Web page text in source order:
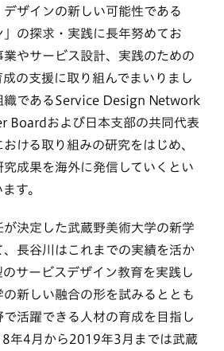
ザインの新しい可能性である
」の探求・実践に長年努めてお
業やサービス設計、実践のための
の支援に取り組んでまいりまし
織であるService Design Network
Boardおよび日本支部の共同代表
ける取り組みの研究をはじめ、
成果を海外に発信していくとい
す。
決定した武蔵野美術大学の新学
長谷川はこれまでの実績を活か
のサービスデザイン教育を実践し
新しい融合の形を試みるととも
活躍できる人材の育成を目指し
年4月から2019年3月までは武蔵